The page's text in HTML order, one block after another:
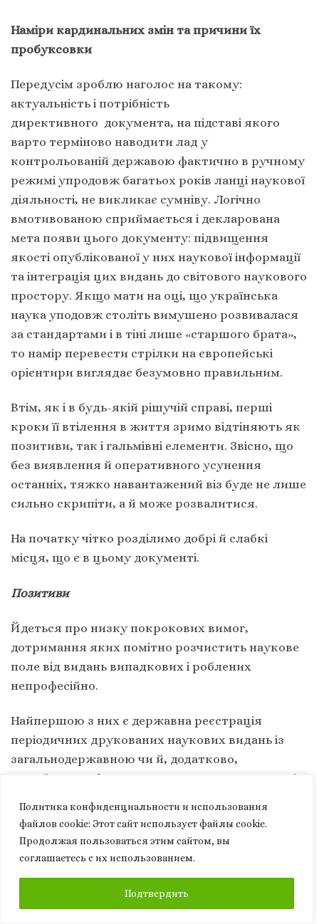
Политика конфиденциальности и использования
файлов сookie: Этот сайт использует файлы cookie.
Продолжая пользоваться этим сайтом, вы
соглашаетесь с их использованием.
Подтвердить
Наміри кардинальних змін та причини їх
пробуксовки
Передусім зроблю наголос на такому:
актуальність і потрібність
директивного документа, на підставі якого
варто терміново наводити лад у
контрольованій державою фактично в ручному
режимі упродовж багатьох років ланці наукової
діяльності, не викликає сумніву. Логічно
вмотивованою сприймається і декларована
мета появи цього документу: підвищення
якості опублікованої у них наукової інформації
та інтеграція цих видань до світового наукового
простору. Якщо мати на оці, що українська
наука уподовж століть вимушено розвивалася
за стандартами і в тіні лише «старшого брата»,
то намір перевести стрілки на європейські
орієнтири виглядає безумовно правильним.
Втім, як і в будь-якій рішучій справі, перші
кроки її втілення в життя зримо відтіняють як
позитиви, так і гальмівні елементи. Звісно, що
без виявлення й оперативного усунення
останніх, тяжко навантажений віз буде не лише
сильно скрипіти, а й може розвалитися.
На початку чітко розділимо добрі й слабкі
місця, що є в цьому документі.
Позитиви
Йдеться про низку покрокових вимог,
дотримання яких помітно розчистить наукове
поле від видань випадкових і роблених
непрофесійно.
Найпершою з них є державна реєстрація
періодичних друкованих наукових видань із
загальнодержавною чи й, додатково,
зарубіжною сферою їх розповсюдження. Нині
здійснюється Міністерством юстиції України.
Одним із необхідних кроків входження до
присутність того чи того наукового журналу у
міжнародній інформаційній системи